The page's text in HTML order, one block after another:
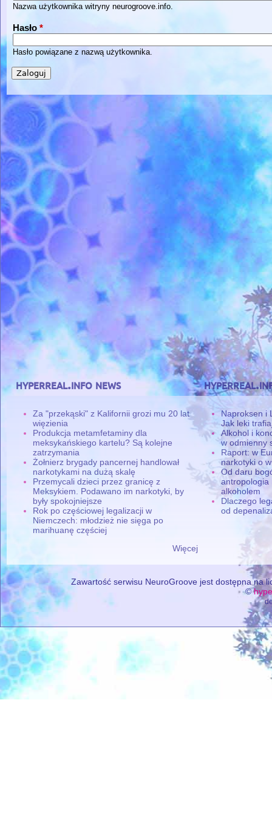
Nazwa użytkownika witryny neurogroove.info.
Hasło *
Hasło powiązane z nazwą użytkownika.
hyperreal.info news
Za "przekąski" z Kalifornii grozi mu 20 lat
więzienia
Produkcja metamfetaminy dla
meksykańskiego kartelu? Są kolejne
zatrzymania
Żołnierz brygady pancernej handlował
narkotykami na dużą skalę
Przemycali dzieci przez granicę z
Meksykiem. Podawano im narkotyki, by
były spokojniejsze
Rok po częściowej legalizacji w
Niemczech: młodzież nie sięga po
marihuanę częściej
Więcej
Naproksen i
Jak leki
Alkohol i
w odmienny
Raport: w
narkotyki o
Od daru
antropologia
alkoholem
Dlaczego
od
Zawartość serwisu NeuroGroove jest dostępna na
©